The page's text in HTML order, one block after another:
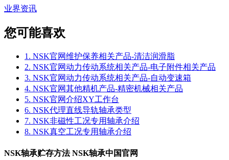
业界资讯
您可能喜欢
1. NSK官网维护保养相关产品-清洁润滑脂
2. NSK官网动力传动系统相关产品-电子附件相关产品
3. NSK官网动力传动系统相关产品-自动变速箱
4. NSK官网其他精机产品-精密机械相关产品
5. NSK官网介绍XY工作台
6. NSK代理直线导轨轴承类型
7. NSK非磁性工况专用轴承介绍
8. NSK真空工况专用轴承介绍
NSK轴承贮存方法 NSK轴承中国官网